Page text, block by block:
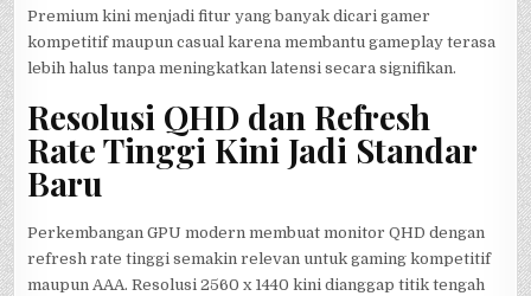
Premium kini menjadi fitur yang banyak dicari gamer
kompetitif maupun casual karena membantu gameplay terasa
lebih halus tanpa meningkatkan latensi secara signifikan.
Resolusi QHD dan Refresh
Rate Tinggi Kini Jadi Standar
Baru
Perkembangan GPU modern membuat monitor QHD dengan
refresh rate tinggi semakin relevan untuk gaming kompetitif
maupun AAA. Resolusi 2560 x 1440 kini dianggap titik tengah